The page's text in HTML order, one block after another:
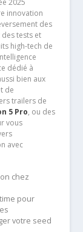
2025
innovation
des
tests et
high-tech de
dédié à
bien aux
de
trailers de
5 Pro, ou des
vous
avec
chez
pour
votre seed